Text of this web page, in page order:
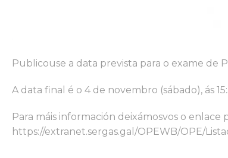
Publicouse a data prevista para o exame de
A data final é o 4 de novembro (sábado), ás
Para máis información deixámosvos o enlace
https://extranet.sergas.gal/OPEWB/OPE/